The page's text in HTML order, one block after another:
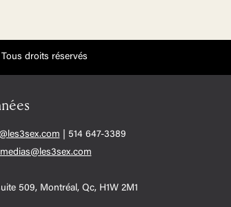
Tous droits réservés
| 514 647-3389
medias@les3sex.com
509, Montréal, Qc, H1W 2M1